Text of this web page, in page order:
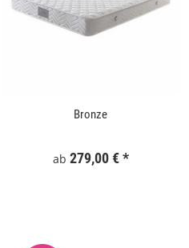
Bronze
ab 279,00 € *
Kurzflor Teppich Braun Montana 160
x 230